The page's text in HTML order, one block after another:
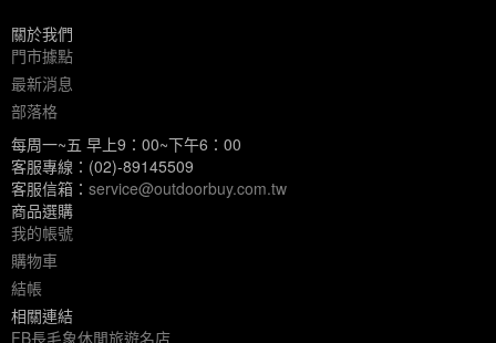
關於我們
門市據點
最新消息
部落格
每周一~五 早上9：00~下午6：00
客服專線：(02)-89145509
客服信箱： service@outdoorbuy.com.tw
商品選購
我的帳號
購物車
結帳
相關連結
FB長毛象休閒旅遊名店